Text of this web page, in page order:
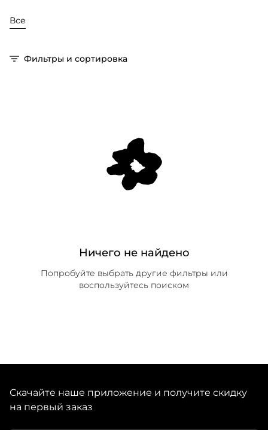
Все
Фильтры и сортировка
Ничего не найдено
Попробуйте выбрать другие фильтры или
воспользуйтесь поиском
Скачайте наше приложение и получите скидку
на первый заказ